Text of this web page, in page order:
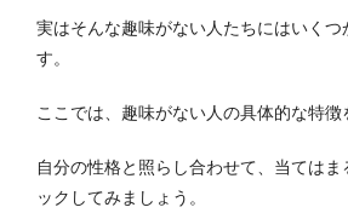
実はそんな趣味がない人たちにはいくつ
す。
ここでは、趣味がない人の具体的な特徴
自分の性格と照らし合わせて、当てはま
ックしてみましょう。